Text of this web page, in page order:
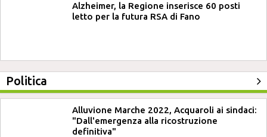
Alzheimer, la Regione inserisce 60 posti
letto per la futura RSA di Fano
Politica
Alluvione Marche 2022, Acquaroli ai sindaci:
"Dall'emergenza alla ricostruzione
definitiva"